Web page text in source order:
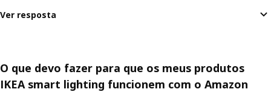
Ver resposta
O que devo fazer para que os meus produtos
IKEA smart lighting funcionem com o Amazon